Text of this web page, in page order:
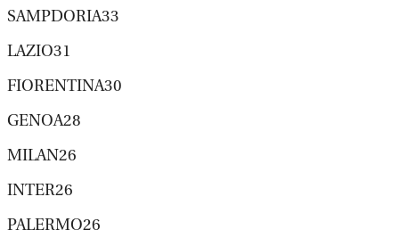
SAMPDORIA33
LAZIO31
FIORENTINA30
GENOA28
MILAN26
INTER26
PALERMO26